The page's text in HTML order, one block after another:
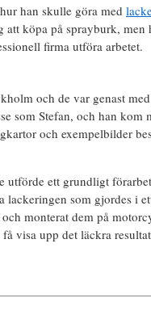
han skulle göra med
köpa på sprayburk, men
firma utföra arbetet.
och de var genast
som Stefan, och han kom
och exempelbilder
utförde ett grundligt
som gjordes i
monterat dem på
visa upp det läckra